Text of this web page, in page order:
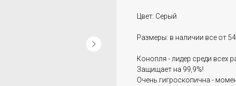
Цвет: Серый
Размеры: в наличии все от
Конопля - лидер среди всех
Защищает на 99,9%!
Очень гигроскопична -